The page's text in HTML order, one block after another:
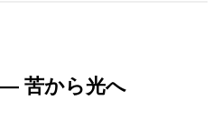
苦から光へ